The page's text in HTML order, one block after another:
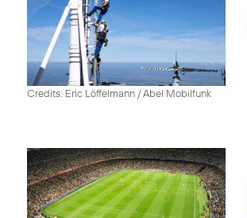
Credits: Eric Löffelmann / Abel Mobilfunk